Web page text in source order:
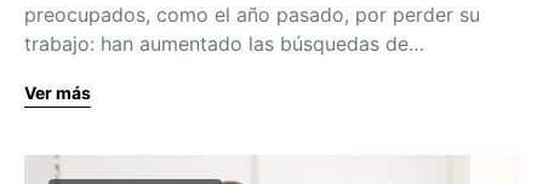
preocupados, como el año pasado, por perder su
trabajo: han aumentado las búsquedas de…
Ver más